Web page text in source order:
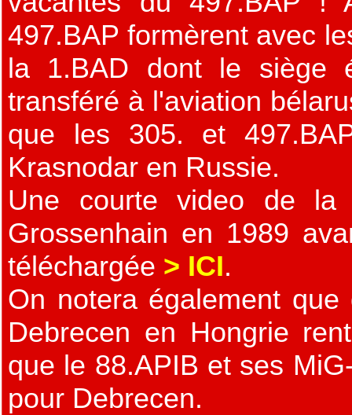
497.BAP formèrent avec
la 1.BAD dont le siège
transféré à l'aviation
que les 305. et
Krasnodar en Russie.
Une courte video de la
Grossenhain en 1989
téléchargée > ICI.
On notera également
Debrecen en Hongrie
que le 88.APIB et ses
pour Debrecen.